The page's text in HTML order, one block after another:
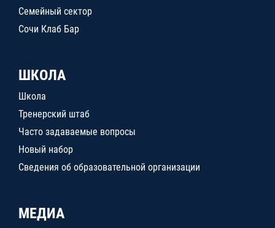
Семейный сектор
Сочи Клаб Бар
ШКОЛА
Школа
Тренерский штаб
Часто задаваемые вопросы
Новый набор
Сведения об образовательной организации
МЕДИА